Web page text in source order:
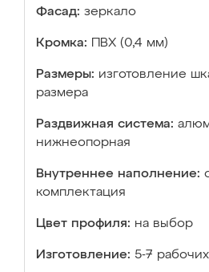
Фасад: зеркало
Кромка: ПВХ (0,4 мм)
Размеры: изготовление
размера
Раздвижная система:
нижнеопорная
Внутреннее наполнение:
комплектация
Цвет профиля: на выбор
Изготовление: 5-7